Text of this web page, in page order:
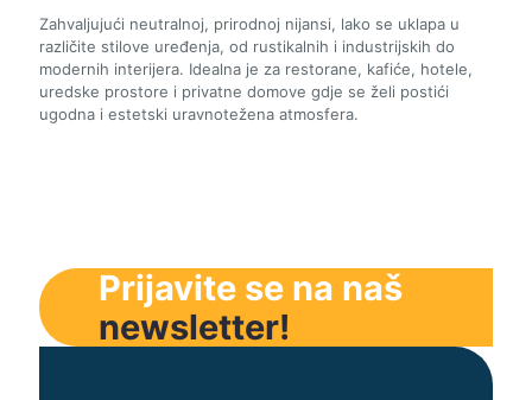
Zahvaljujući neutralnoj, prirodnoj nijansi, lako se uklapa u
različite stilove uređenja, od rustikalnih i industrijskih do
modernih interijera. Idealna je za restorane, kafiće, hotele,
uredske prostore i privatne domove gdje se želi postići
ugodna i estetski uravnotežena atmosfera.
Prijavite se na naš
newsletter!